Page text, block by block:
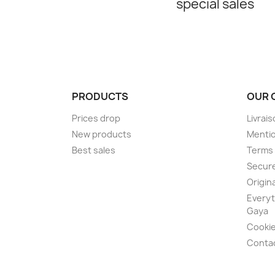
special sales
PRODUCTS
Prices drop
New products
Best sales
OUR
Terms
Gaya